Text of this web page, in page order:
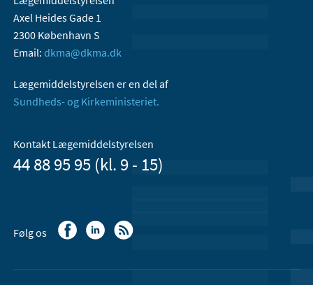
Axel Heides Gade 1
2300 København S
Email: dkma@dkma.dk
Lægemiddelstyrelsen er en del af
Sundheds- og Kirkeministeriet.
Kontakt Lægemiddelstyrelsen
44 88 95 95 (kl. 9 - 15)
Følg os